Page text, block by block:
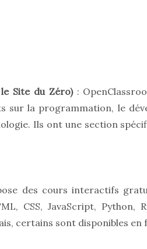
Site du Zéro):
sur la programmation, le
Ils ont une section
des cours interactifs
CSS, JavaScript, Python,
certains sont disponibles en